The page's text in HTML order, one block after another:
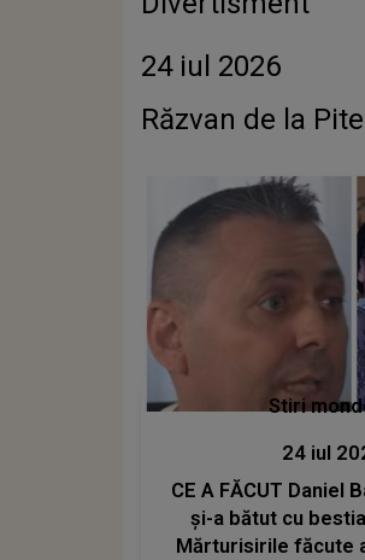
24 iul 2026
Răzvan de la
Stiri
24 iul
CE A FĂCUT Daniel
și-a bătut cu
Mărturisirile făcute